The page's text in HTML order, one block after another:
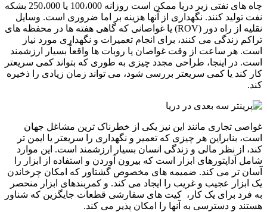
چاه های نفتی زیر دریا ممکن است روزانه 100،000 یا 250،000 بشکه
نفت تولید کنند. نگهداری از آنها هزینه بر اما ضروری است. وسایل
نقلیه از راه دور (ROV) یا غواصانی که گاهی هفته ها در محفظه های
تراکم زندگی می کنند، برای انجام تعمیرات و نگهداری مورد نیاز
است. هر ساعت از وقت غواصان یا روبات ها واقعاً بسیار ارزشمند
است. در اینجا، طراحی مجدد چیزی به طوری که بتواند کمی سریعتر
کار کند یا کمی سریعتر بررسی شود، می تواند زمان زیادی را ذخیره
کند.
غواصی تجاری مانند این نیز یکی از خطرناک ترین مشاغل جهان
است، بنابراین هر چیزی که تعمیر و نگهداری را سریعتر یا ایمن تر
کند، از نظر مالی و زندگی انسان بسیار ارزشمند است. این موارد
شامل آداپتورهای ابزار است که بیرون آوردن و استفاده از ابزار را
آسان تر می کند. ضمیمه های مخصوص گشتاور که امکان چرخاندن
یک ابزار عجیب و غریب را ایجاد می کند. و کمربندهای ابزار منحصر
به فرد برای یک کار، کیت های سفارشی قطعات جایگزین که شناور
هستند و دسترسی به آنها را امکان پذیر می کند.